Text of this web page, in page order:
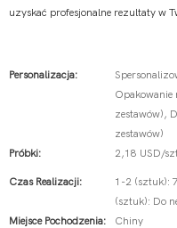
uzyskać profesjonalne rezultaty w
Personalizacja:
Opakowanie
zestawów),
zestawów)
Próbki:
2,18 USD/
Czas Realizacji:
1-2 (sztuk):
(sztuk): Do
Miejsce Pochodzenia:
Chiny